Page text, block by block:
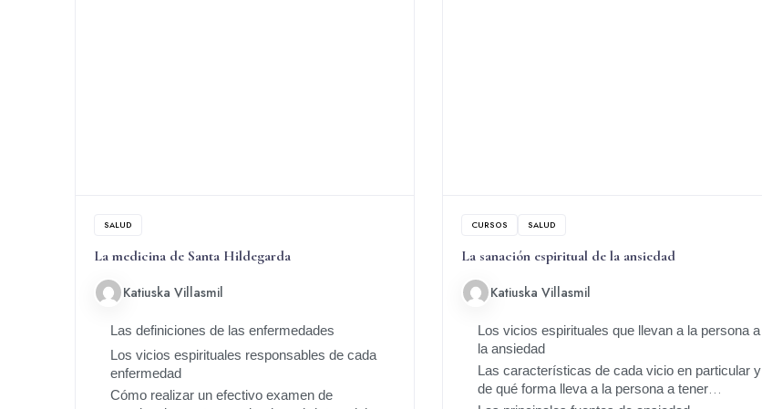
SALUD
La medicina de Santa Hildegarda
Katiuska Villasmil
Las definiciones de las enfermedades
Los vicios espirituales responsables de cada
enfermedad
Cómo realizar un efectivo examen de
CURSOS SALUD
La sanación espiritual de la ansiedad
Katiuska Villasmil
Los vicios espirituales que llevan a la persona a
la ansiedad
Las características de cada vicio en particular y
de qué forma lleva a la persona a tener